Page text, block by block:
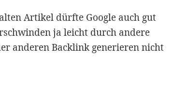
Artikel dürfte Google auch gut
ja leicht durch andere
anderen Backlink generieren nicht